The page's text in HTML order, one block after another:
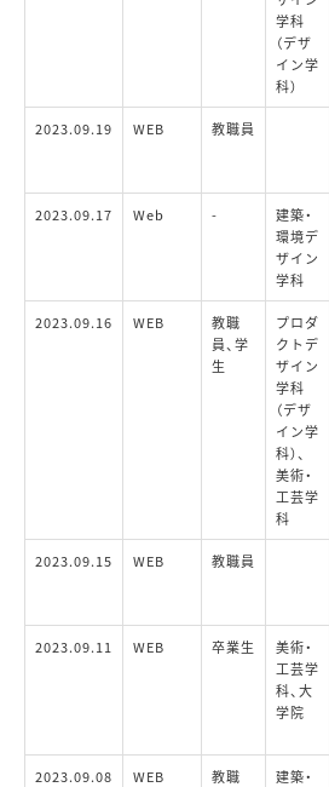
学科
（デザ
イン学
科）
2023.09.19 WEB 教職員
2023.09.17 Web -
建築・
環境デ
ザイン
学科
2023.09.16 WEB
教職
員、学
生
プロダ
クトデ
ザイン
学科
（デザ
イン学
科）、
美術・
工芸学
科
2023.09.15 WEB 教職員
2023.09.11 WEB 卒業生
美術・
工芸学
科、大
学院
2023.09.08 WEB
教職
建築・